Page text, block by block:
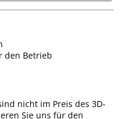
den Betrieb
nicht im Preis des 3D-
Sie uns für den